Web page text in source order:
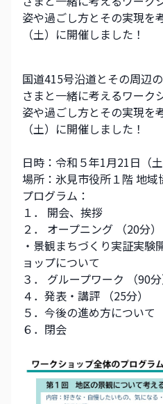
姿や過ごし方とその実現を
（土）に開催しました！
国道415号沿道とその周辺
さまと一緒に考えるワーク
姿や過ごし方とその実現を
（土）に開催しました！
日時：令和５年1月21日（
場所：氷見市役所１階 地域
プログラム：
１． 開会、挨拶
２． オープニング （20分）
・景観まちづくり実証実
ョップについて
３． グループワーク （90分
４．発表・講評 （25分）
５．今後の進め方について
６．閉会